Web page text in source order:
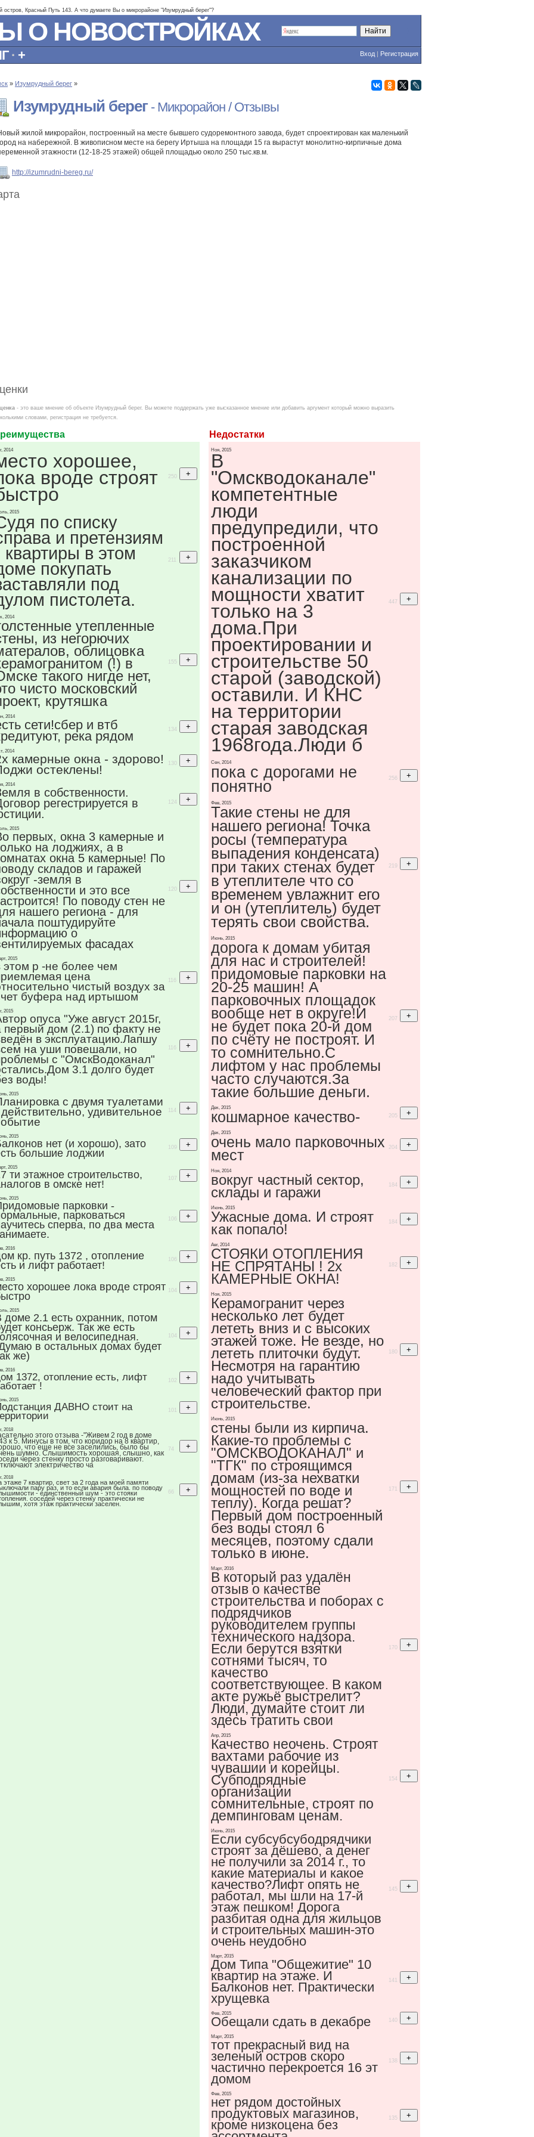
остров, Красный Путь 143. А что думаете Вы о микрорайоне "Изумрудный берег"?
О НОВОСТРОЙКАХ
Вход | Регистрация
· +
» Изумрудный берег »
Изумрудный берег - Микрорайон / Отзывы
жилой микрорайон, построенный на месте бывшего судоремонтного завода, будет спроектирован как маленький
на набережной. В живописном месте на берегу Иртыша на площади 15 га вырастут монолитно-кирпичные дома
этажности (12-18-25 этажей) общей площадью около 250 тыс.кв.м.
http://izumrudni-bereg.ru/
- это ваше мнение об объекте Изумрудный берег. Вы можете поддержать уже высказанное мнение или добавить аргумент который можно выразить
словами, регистрация не требуется.
Недостатки
2014
хорошее,
вроде строят 250
2015
по списку
и претензиям
квартиры в этом
покупать
под
пистолета.
211
2014
утепленные
из негорючих
облицовка
(!) в
такого нигде нет,
чисто московский
крутяшка
155
2014
сети!сбер и втб
река рядом 134
2014
камерные окна - здорово!
остеклены! 130
2014
в собственности.
регестрируется в
124
2015
первых, окна 3 камерные и
на лоджиях, а в
окна 5 камерные! По
складов и гаражей
-земля в
и это все
По поводу стен не
нашего региона - для
поштудируйте
о
фасадах
120
2015
этом р -не более чем
цена
чистый воздух за
буфера над иртышом
116
2015
опуса "Уже август 2015г,
первый дом (2.1) по факту не
в эксплуатацию.Лапшу
на уши повешали, но
с "ОмскВодоканал"
3.1 долго будет
воды!
116
2015
с двумя туалетами
удивительное
114
2015
нет (и хорошо), зато
большие лоджии
109
2015
ти этажное строительство,
в омске нет!
107
2015
парковки -
парковаться
сперва, по два места
106
2016
кр. путь 1372 , отопление
и лифт работает!
106
2015
хорошее лока вроде строят 104
2015
доме 2.1 есть охранник, потом
консьерж. Так же есть
и велосипедная.
в остальных домах будет
же)
104
2016
1372, отопление есть, лифт
! 102
2015
ДАВНО стоит на 101
2018
этого отзыва -"Живем 2 год в доме
к 5. Минусы в том, что коридор на 8 квартир,
что еще не все заселились, было бы
шумно. Слышимость хорошая, слышно, как
через стенку просто разговаривают.
электричество ча
74
2018
этаже 7 квартир, свет за 2 года на моей памяти
пару раз, и то если авария была. по поводу
- единственный шум - это стояки
соседей через стенку практически не
хотя этаж практически заселен.
66
Ноя, 2015
В
"Омскводоканале"
компетентные
люди
предупредили, что
построенной
заказчиком
канализации по
мощности хватит
только на 3
дома.При
проектировании и
строительстве 50
старой (заводской)
оставили. И КНС
на территории
старая заводская
1968года.Люди б
447
Сен, 2014
пока с дорогами не
понятно
256
Фев, 2015
Такие стены не для
нашего региона! Точка
росы (температура
выпадения конденсата)
при таких стенах будет
в утеплителе что со
временем увлажнит его
и он (утеплитель) будет
терять свои свойства.
219
Июнь, 2015
дорога к домам убитая
для нас и строителей!
придомовые парковки на
20-25 машин! А
парковочных площадок
вообще нет в округе!И
не будет пока 20-й дом
по счёту не построят. И
то сомнительно.С
лифтом у нас проблемы
часто случаются.За
такие большие деньги.
207
Дек, 2015
кошмарное качество- 205
Дек, 2015
очень мало парковочных
мест 204
Ноя, 2014
вокруг частный сектор,
склады и гаражи 184
Июнь, 2015
Ужасные дома. И строят
как попало! 184
Авг, 2014
СТОЯКИ ОТОПЛЕНИЯ
НЕ СПРЯТАНЫ ! 2х
КАМЕРНЫЕ ОКНА!
182
Ноя, 2015
Керамогранит через
несколько лет будет
лететь вниз и с высоких
этажей тоже. Не везде, но
лететь плиточки будут.
Несмотря на гарантию
надо учитывать
человеческий фактор при
строительстве.
180
Июнь, 2015
стены были из кирпича.
Какие-то проблемы с
"ОМСКВОДОКАНАЛ" и
"ТГК" по строящимся
домам (из-за нехватки
мощностей по воде и
теплу). Когда решат?
Первый дом построенный
без воды стоял 6
месяцев, поэтому сдали
только в июне.
171
Март, 2016
В который раз удалён
отзыв о качестве
строительства и поборах с
подрядчиков
руководителем группы
технического надзора.
Если берутся взятки
сотнями тысяч, то
качество
соответствующее. В каком
акте ружьё выстрелит?
Люди, думайте стоит ли
здесь тратить свои
170
Апр, 2015
Качество неочень. Строят
вахтами рабочие из
чувашии и корейцы.
Субподрядные
организации
сомнительные, строят по
демпинговам ценам.
154
Июнь, 2015
Если субсубсубодрядчики
строят за дёшево, а денег
не получили за 2014 г., то
какие материалы и какое
качество?Лифт опять не
работал, мы шли на 17-й
этаж пешком! Дорога
разбитая одна для жильцов
и строительных машин-это
очень неудобно
145
Март, 2015
Дом Типа "Общежитие" 10
квартир на этаже. И
Балконов нет. Практически
хрущевка
141
Фев, 2015
Обещали сдать в декабре 140
Март, 2015
тот прекрасный вид на
зеленый остров скоро
частично перекроется 16 эт
домом
138
Фев, 2015
нет рядом достойных
продуктовых магазинов,
кроме низкоцена без 135